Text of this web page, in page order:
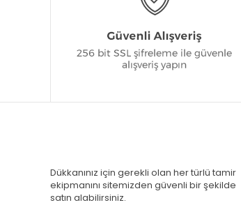
Dükkanınız için gerekli olan her türlü tamir
ekipmanını sitemizden güvenli bir şekilde
satın alabilirsiniz.